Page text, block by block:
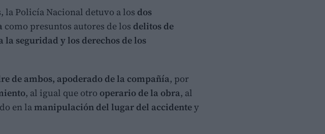
la Policía Nacional detuvo a los dos
como presuntos autores de los delitos de
seguridad y los derechos de los
de ambos, apoderado de la compañía, por
, al igual que otro operario de la obra, al
en lamanipulación del lugar del accidentey